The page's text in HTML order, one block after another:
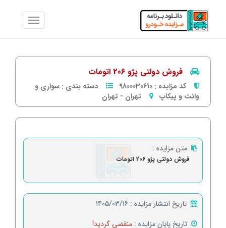
فروش دولتی پژو 206 اتومات
کد مزایده : 9800030610 دسته بندی : سواری و
وانت و پیکاپ
تهران - تهران
متن مزایده :
فروش دولتی پژو 206 اتومات
تاریخ انتشار مزایده : 1405/03/16
تاریخ پایان مزایده : منقضی گردید!